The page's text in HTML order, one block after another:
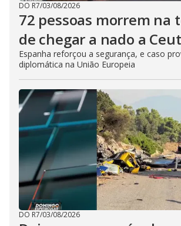
DO R7/03/08/2026
72 pessoas morrem na
de chegar a nado a
Espanha reforçou a segurança, e caso
diplomática na União Europeia
DO R7/03/08/2026